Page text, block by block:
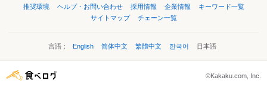
推奨環境
ヘルプ・お問い合わせ 採用情報 企業情報
キーワード一覧
サイトマップ
チェーン一覧
言語： English 简体中文 繁體中文 한국어 日本語
©Kakaku.com, Inc.